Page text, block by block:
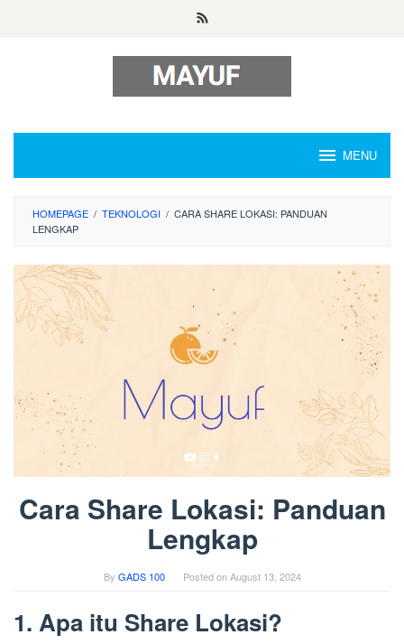
MENU
HOMEPAGE / TEKNOLOGI / CARA SHARE LOKASI: PANDUAN
LENGKAP
Cara Share Lokasi: Panduan
Lengkap
By GADS 100 Posted onAugust 13, 2024
1. Apa itu Share Lokasi?